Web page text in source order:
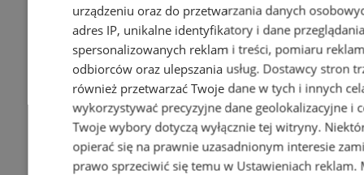
urządzeniu oraz do przetwarzania danych
adres IP, unikalne identyfikatory i dane
spersonalizowanych reklam i treści, pomiaru
odbiorców oraz ulepszania usług. Dostawcy stron
również przetwarzać Twoje dane w tych i innych
wykorzystywać precyzyjne dane geolokalizacyjne i
Twoje wybory dotyczą wyłącznie tej witryny.
opierać się na prawnie uzasadnionym interesie
prawo sprzeciwić się temu w Ustawieniach reklam.